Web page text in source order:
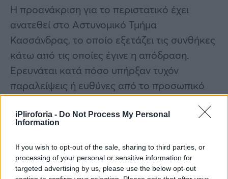
iPliroforia - Do Not Process My Personal
Information
If you wish to opt-out of the sale, sharing to third parties, or
processing of your personal or sensitive information for
targeted advertising by us, please use the below opt-out
Η προανάκριση για το περιστατικό έχει
ανατεθεί στο Αστυνομικό Τμήμα
Κασσάνδρας, το οποίο εξετάζει τις συνθήκες
κάτω από τις οποίες έγινε η απόδραση.
Ερευνάται κατά πόσο υπήρξαν τυχόν
παραλείψεις ή ευθύνες από το προσωπικό
του σωφρονιστικού καταστήματος, ενώ
παράλληλα συλλέγονται μαρτυρίες και υλικό